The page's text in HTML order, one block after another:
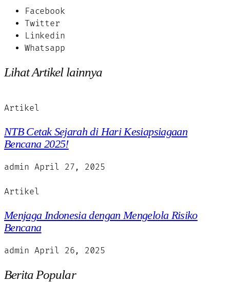
Facebook
Twitter
Linkedin
Whatsapp
Lihat Artikel lainnya
Artikel
NTB Cetak Sejarah di Hari Kesiapsiagaan
Bencana 2025!
admin April 27, 2025
Artikel
Menjaga Indonesia dengan Mengelola Risiko
Bencana
admin April 26, 2025
Berita Popular